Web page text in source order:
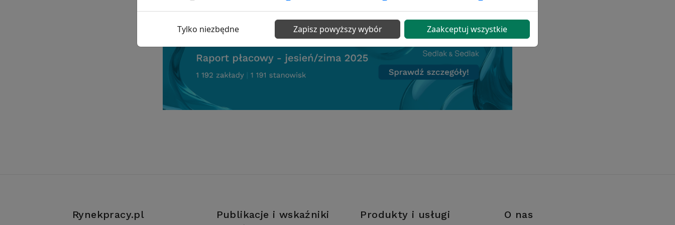
Rynekpracy.pl Publikacje i wskaźniki Produkty i usługi O nas
Tylko niezbędne Zapisz powyższy wybór Zaakceptuj wszystkie